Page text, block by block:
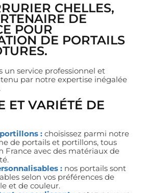
CHELLES,
DE
POUR
DE PORTAILS
un service professionnel et
par notre expertise inégalée
ET VARIÉTÉ DE
: choisissez parmi notre
de portails et portillons, tous
France avec des matériaux de
: nos portails sont
selon vos préférences de
et de couleur.